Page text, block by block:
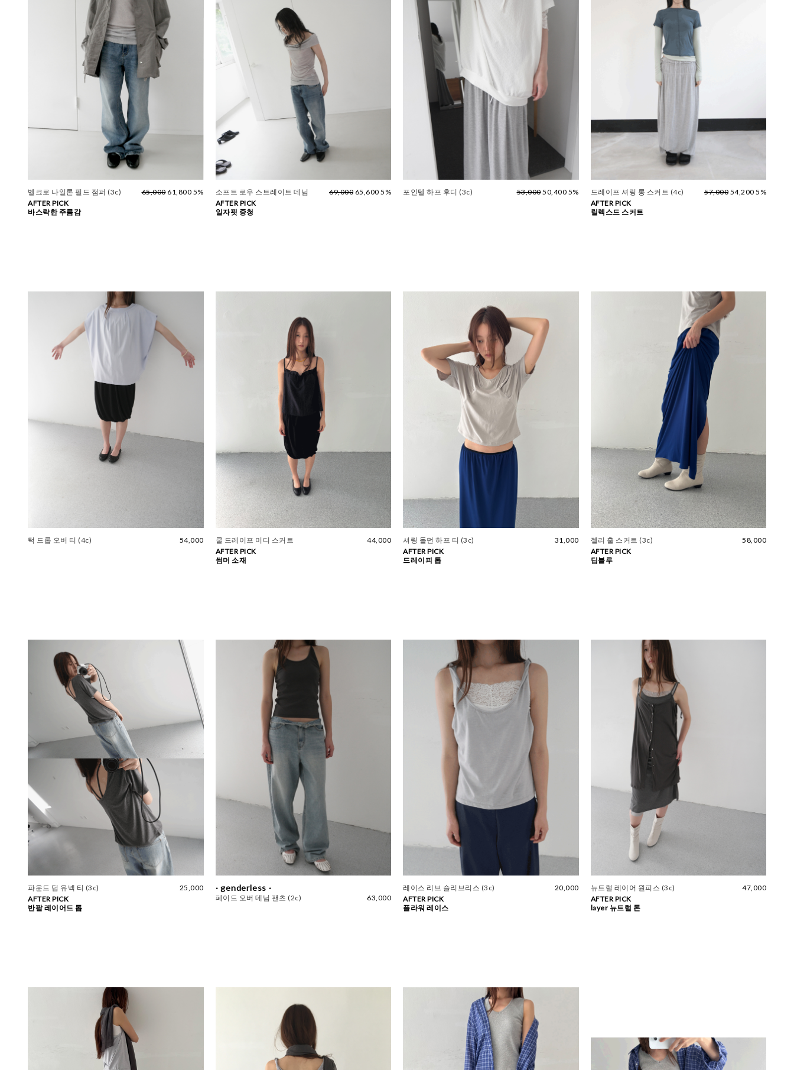
벨크로 나일론 필드 점퍼 (3c) 65,00061,800 5%
AFTER PICK
바스락한 주름감
소프트 로우 스트레이트 데님 69,000 65,600 5%
AFTER PICK
일자핏 중청
포인텔 하프 후디 (3c) 53,00050,400 5% 드레이프 셔링 롱 스커트 (4c) 57,000 54,200 5%
AFTER PICK
릴렉스드 스커트
턱 드롭 오버 티 (4c) 54,000 쿨 드레이프 미디 스커트
44,000
AFTER PICK
썸머 소재
셔링 돌먼 하프 티 (3c)
31,000
AFTER PICK
드레이피 톱
젤리 훌 스커트 (3c)
58,000
AFTER PICK
딥블루
파운드 딥 유넥 티 (3c)
25,000
AFTER PICK
반팔 레이어드 톱
· genderless ·
페이드 오버 데님 팬츠 (2c) 63,000
레이스 리브 슬리브리스 (3c)
20,000
AFTER PICK
플라워 레이스
뉴트럴 레이어 원피스 (3c)
47,000
AFTER PICK
layer 뉴트럴 톤